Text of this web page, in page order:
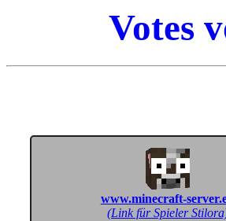
Votes
www.minecraft-
(Link für Spieler